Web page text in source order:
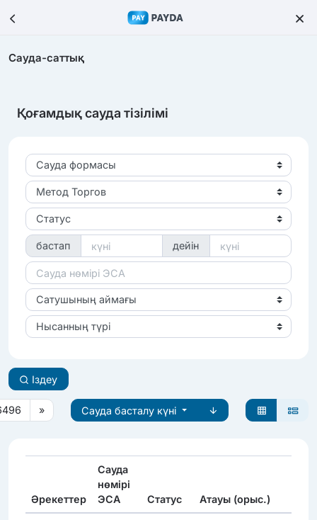
Сауда-саттық
Қоғамдық сауда тізілімі
Сауда формасы
Метод Торгов
Статус
бастап дейін
Сатушының аймағы
Нысанның түрі
Іздеу
Сауда басталу күні
»
Әрекеттер
Сауда
нөмірі
ЭСА
Статус Атауы (орыс.)